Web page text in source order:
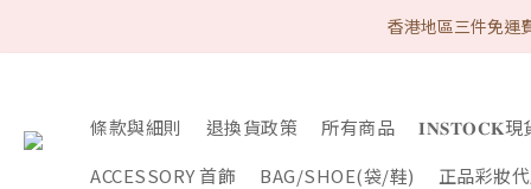
首次購物優惠
香港地區三件免運
條款與細則 退換貨政策 所有商品
𝐈𝐍𝐒𝐓𝐎𝐂𝐊現
ACCESSORY 首飾
BAG/SHOE(袋/鞋) 正品彩妝